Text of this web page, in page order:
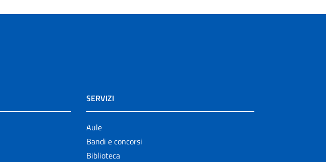
SERVIZI
Aule
Bandi e concorsi
Biblioteca